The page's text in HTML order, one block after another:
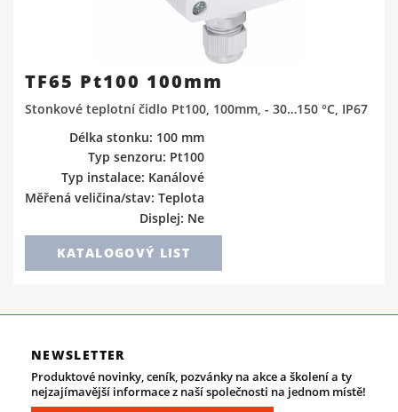
TF65 Pt100 100mm
Stonkové teplotní čidlo Pt100, 100mm, - 30…150 °C, IP67
Délka stonku: 100 mm
Typ senzoru: Pt100
Typ instalace: Kanálové
Měřená veličina/stav: Teplota
Displej: Ne
KATALOGOVÝ LIST
NEWSLETTER
Produktové novinky, ceník, pozvánky na akce a školení a ty
nejzajímavější informace z naší společnosti na jednom místě!